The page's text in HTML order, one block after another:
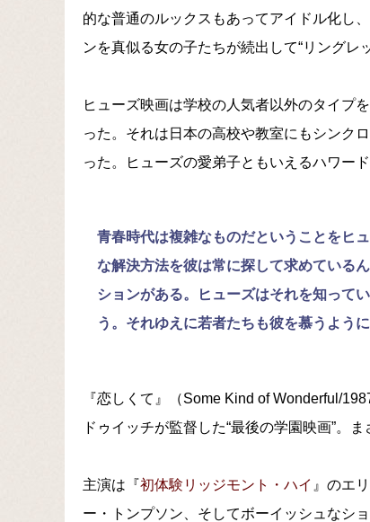
的な普通のルックスもあってアイドル化し
ンを真似る女の子たちが続出して“リングレ
ヒューズ映画は学校の人気者以外のタイプ
った。それは日本の高校や教室にもシンク
った。ヒューズの愛弟子ともいえるハワー
青春時代は複雑なものだということをヒ
な解決方法を彼は常に探して求めている
ションがある。ヒューズはそれを知って
う。それゆえに若者たちも彼を慕うように
『恋しくて』（Some Kind of Wonderful/
ドゥイッチが監督した“最後の学園映画”。
主演は『初体験リッジモント・ハイ 』のエ
ー・トンプソン、そしてボーイッシュなシ